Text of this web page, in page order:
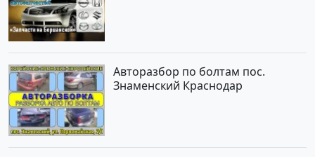
Авторазбор по болтам пос.
Знаменский Краснодар